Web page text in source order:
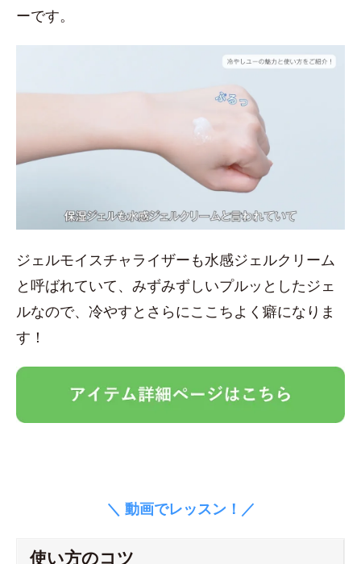
ーです。
ジェルモイスチャライザーも水感ジェルクリーム
と呼ばれていて、みずみずしいプルッとしたジェ
ルなので、冷やすとさらにここちよく癖になりま
す！
＼ 動画でレッスン！／
使い方のコツ